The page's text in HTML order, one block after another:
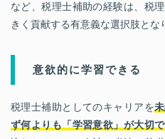
など、税理士補助の経験は、税
きく貢献する有意義な選択肢とな
意欲的に学習できる
税理士補助としてのキャリアを
ず何よりも「学習意欲」が大切